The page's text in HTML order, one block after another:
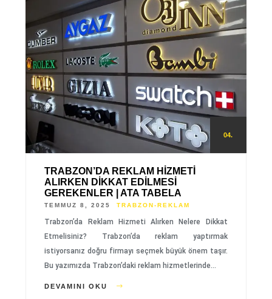
04.
TRABZON’DA REKLAM HIZMETI
ALIRKEN DIKKAT EDILMESI
GEREKENLER | ATA TABELA
TEMMUZ 8, 2025 TRABZON-REKLAM
Trabzon’da Reklam Hizmeti Alırken Nelere Dikkat
Etmelisiniz? Trabzon’da reklam yaptırmak
istiyorsanız doğru firmayı seçmek büyük önem taşır.
Bu yazımızda Trabzon’daki reklam hizmetlerinde…
DEVAMINI OKU